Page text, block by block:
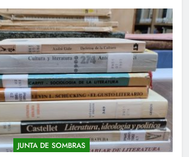
JUNTA DE SOMBRAS